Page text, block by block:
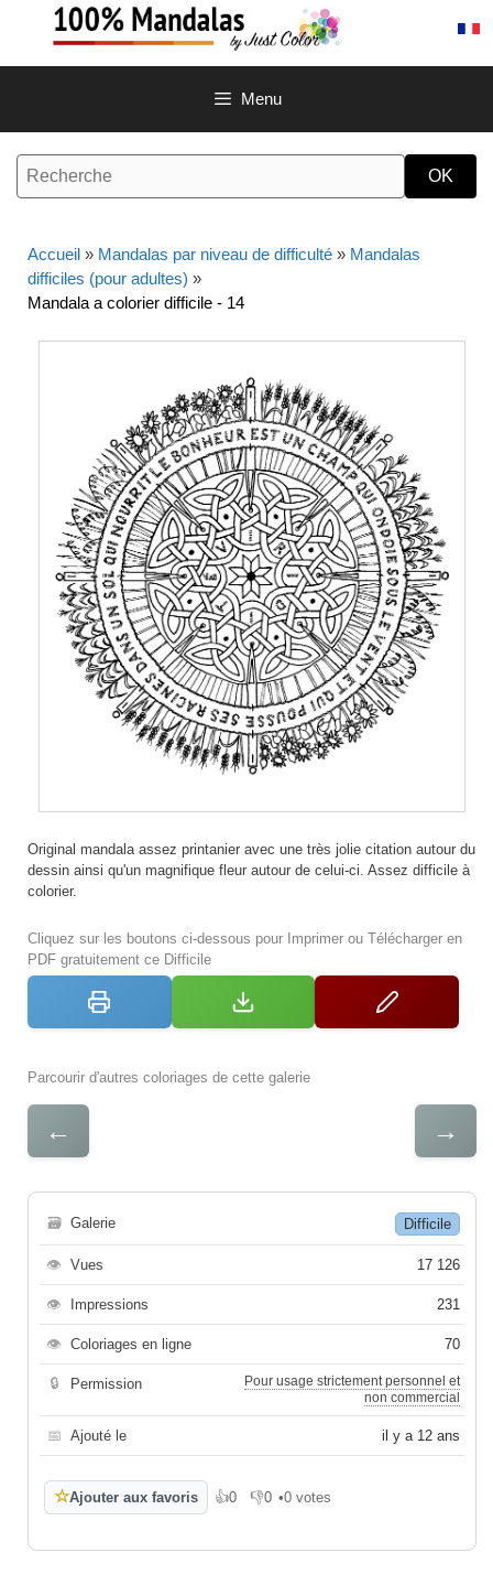
contenu
Menu
Accueil » Mandalas par niveau de difficulté » Mandalas
difficiles (pour adultes) »
Mandala a colorier difficile - 14
Original mandala assez printanier avec une très jolie citation autour du
dessin ainsi qu'un magnifique fleur autour de celui-ci. Assez difficile à
colorier.
Cliquez sur les boutons ci-dessous pour Imprimer ou Télécharger en
PDF gratuitement ce Difficile
Parcourir d'autres coloriages de cette galerie
← →
🗃 Galerie Difficile
👁 Vues 17 126
👁 Impressions 231
👁 Coloriages en ligne 70
🔒 Permission
Pour usage strictement personnel et
non commercial
📅 Ajouté le il y a 12 ans
☆Ajouter aux favoris 👍0
J'aime 👎0
Je n'aime pas
•0 votes